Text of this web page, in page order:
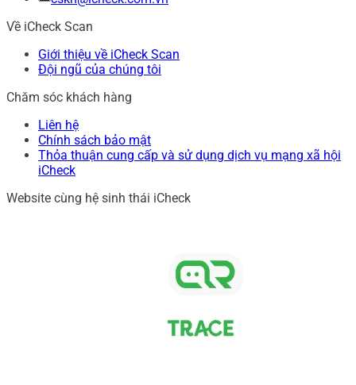
Về iCheck Scan
Giới thiệu về iCheck Scan
Đội ngũ của chúng tôi
Chăm sóc khách hàng
Liên hệ
Chính sách bảo mật
Thỏa thuận cung cấp và sử dụng dịch vụ mạng xã hội
iCheck
Website cùng hệ sinh thái iCheck